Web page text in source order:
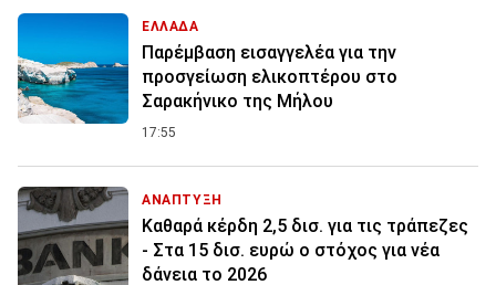
ΕΛΛΑΔΑ
Παρέμβαση εισαγγελέα για την
προσγείωση ελικοπτέρου στο
Σαρακήνικο της Μήλου
17:55
ΑΝΑΠΤΥΞΗ
Καθαρά κέρδη 2,5 δισ. για τις τράπεζες
- Στα 15 δισ. ευρώ ο στόχος για νέα
δάνεια το 2026